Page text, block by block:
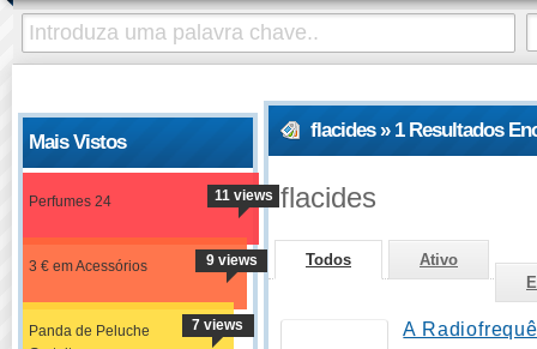
Mais Vistos
Perfumes 24 11 views
3 € em Acessórios 9 views
Panda de Peluche
7 views
flacides » 1 Resultados
flacides
Todos
Ativo
A